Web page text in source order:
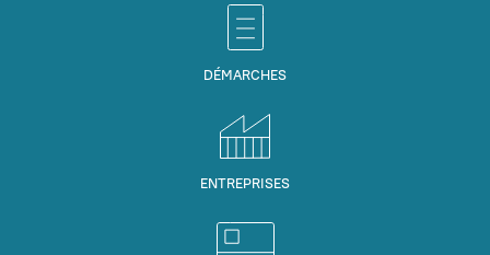
DÉMARCHES
ENTREPRISES